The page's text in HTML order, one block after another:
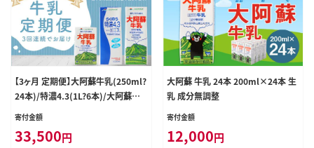
【3ヶ月 定期便】大阿蘇牛乳(250ml?
24本)/特濃4.3(1L?6本)/大阿蘇牛
乳(1L?6本)毎月違うものが届きま
寄付金額
33,500円
大阿蘇 牛乳 24本 200ml×24本 生
乳 成分無調整
寄付金額
12,000円